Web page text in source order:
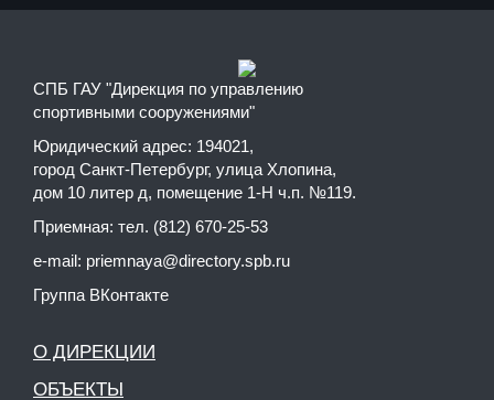
СПБ ГАУ "Дирекция по управлению
спортивными сооружениями"
Юридический адрес: 194021,
город Санкт-Петербург, улица Хлопина,
дом 10 литер д, помещение 1-Н ч.п. №119.
Приемная: тел. (812) 670-25-53
e-mail: priemnaya@directory.spb.ru
Группа ВКонтакте
О ДИРЕКЦИИ
ОБЪЕКТЫ